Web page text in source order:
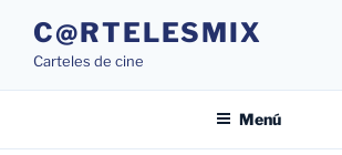
contenido
C@RTELESMIX
Carteles de cine
Menú